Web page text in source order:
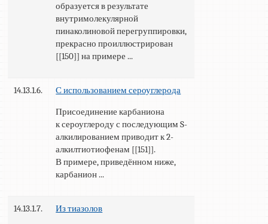
образуется в результате
внутримолекулярной
пинаколиновой перегруппировки,
прекрасно проиллюстрирован
[[150]] на примере ...
14.13.1.6.
С использованием сероуглерода
Присоединение карбаниона
к сероуглероду с последующим S-
алкилированием приводит к 2-
алкилтиотиофенам [[151]].
В примере, приведённом ниже,
карбанион ...
14.13.1.7.
Из тиазолов